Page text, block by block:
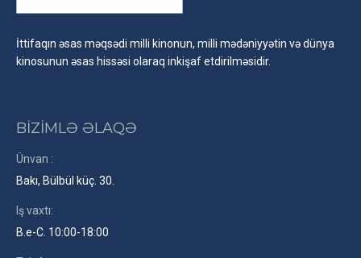
İttifaqın əsas məqsədi milli kinonun, milli mədəniyyətin və dünya
kinosunun əsas hissəsi olaraq inkişaf etdirilməsidir.
BİZİMLƏ ƏLAQƏ
Ünvan :
Bakı, Bülbül küç. 30.
Iş vaxtı:
B.e-C. 10:00-18:00